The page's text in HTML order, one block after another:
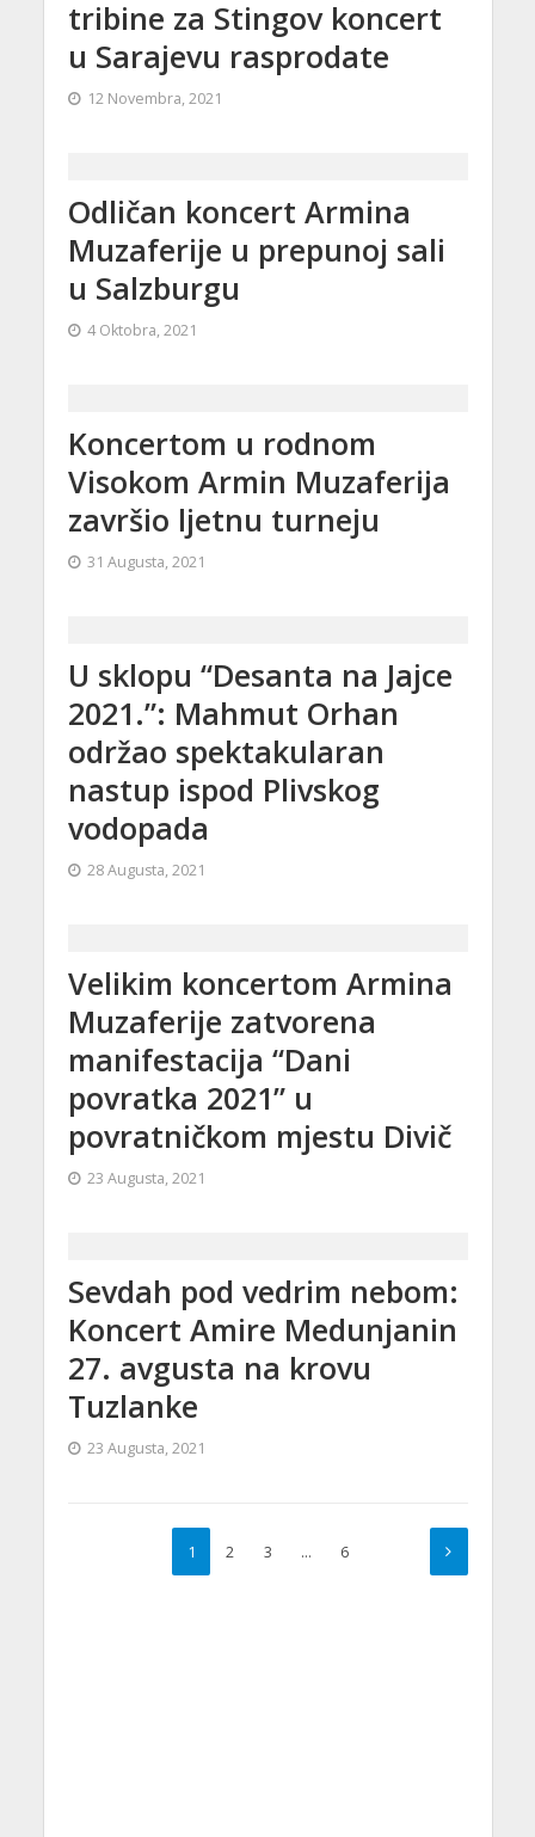
tribine za Stingov koncert
u Sarajevu rasprodate
12 Novembra, 2021
Odličan koncert Armina
Muzaferije u prepunoj sali
u Salzburgu
4 Oktobra, 2021
Koncertom u rodnom
Visokom Armin Muzaferija
završio ljetnu turneju
31 Augusta, 2021
U sklopu “Desanta na Jajce
2021.”: Mahmut Orhan
održao spektakularan
nastup ispod Plivskog
vodopada
28 Augusta, 2021
Velikim koncertom Armina
Muzaferije zatvorena
manifestacija “Dani
povratka 2021” u
povratničkom mjestu Divič
23 Augusta, 2021
Sevdah pod vedrim nebom:
Koncert Amire Medunjanin
27. avgusta na krovu
Tuzlanke
23 Augusta, 2021
1 2 3 … 6